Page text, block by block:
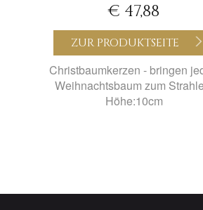
€ 47,88
ZUR PRODUKTSEITE
Christbaumkerzen - bringen
Weihnachtsbaum zum
Höhe:10cm